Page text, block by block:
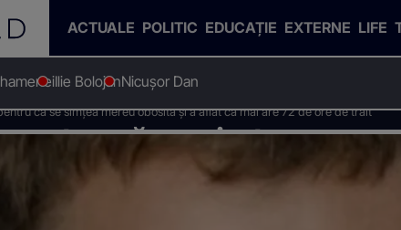
ACTUALE POLITIC EDUCAȚIE EXTERNE LIFE
Ilie BolojanNicușor Dan
că se simțea mereu obosită și a aflat că mai are 72 de ore de trăit
că se simțea
de ore de trăit